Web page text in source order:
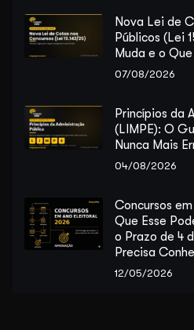
Nova Lei de
Públicos (Lei
Muda e o
07/08/2026
Princípios da
(LIMPE): O
Nunca Mais
04/08/2026
Concursos
Que Esse
o Prazo de 4
Precisa
12/05/2026